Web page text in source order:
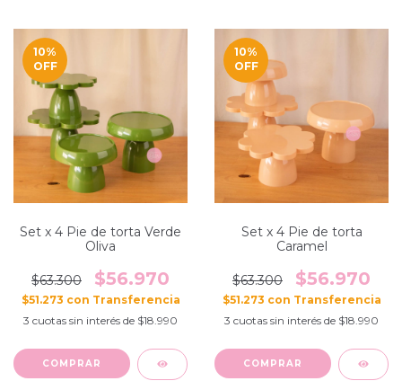
10%
OFF
Set x 4 Pie de torta Verde
Oliva
$63.300 $56.970
$51.273 con
3 cuotas sin interés de $18.990
10%
OFF
Set x 4 Pie de torta
Caramel
$63.300 $56.970
$51.273 con
3 cuotas sin interés de $18.990